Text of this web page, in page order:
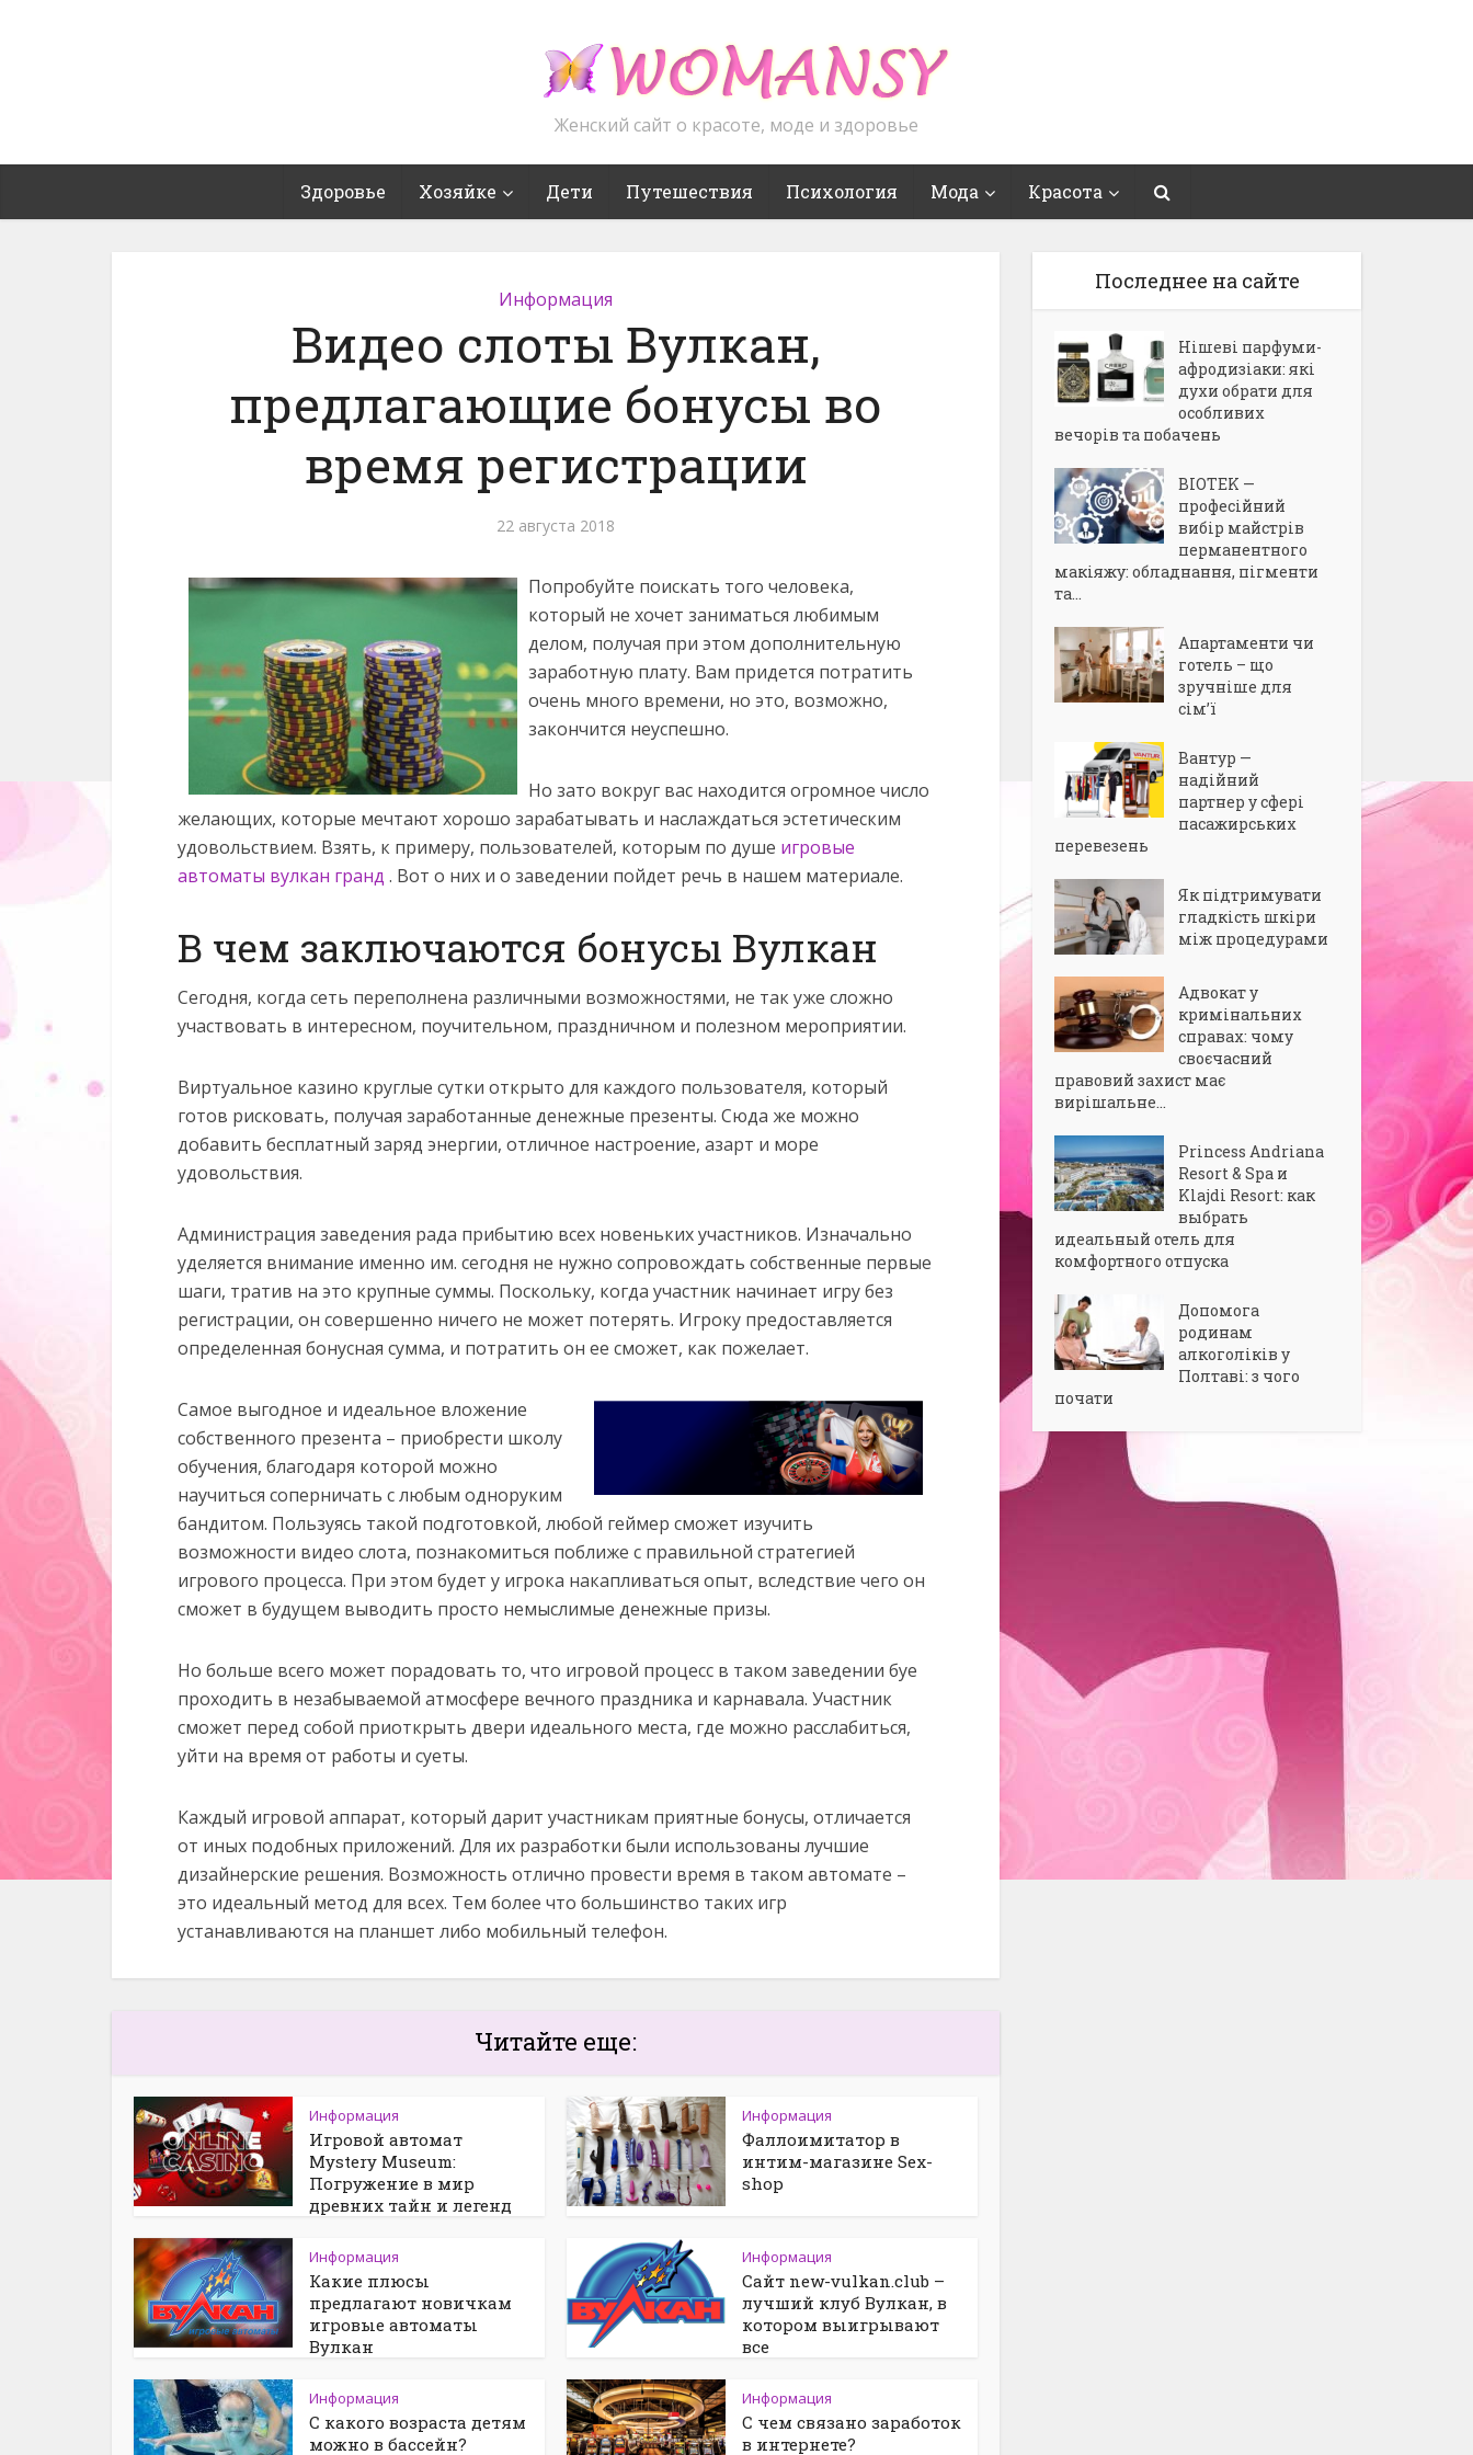
Женский сайт о красоте, моде и здоровье
Здоровье Хозяйке Дети Путешествия Психология Мода Красота
Информация
Видео слоты Вулкан,
предлагающие бонусы во
время регистрации
22 августа 2018
Попробуйте поискать того человека,
который не хочет заниматься любимым
делом, получая при этом дополнительную
заработную плату. Вам придется потратить
очень много времени, но это, возможно,
закончится неуспешно.
Но зато вокруг вас находится огромное число
желающих, которые мечтают хорошо зарабатывать и наслаждаться эстетическим
удовольствием. Взять, к примеру, пользователей, которым по душе игровые
автоматы вулкан гранд . Вот о них и о заведении пойдет речь в нашем материале.
В чем заключаются бонусы Вулкан
Сегодня, когда сеть переполнена различными возможностями, не так уже сложно
участвовать в интересном, поучительном, праздничном и полезном мероприятии.
Виртуальное казино круглые сутки открыто для каждого пользователя, который
готов рисковать, получая заработанные денежные презенты. Сюда же можно
добавить бесплатный заряд энергии, отличное настроение, азарт и море
удовольствия.
Администрация заведения рада прибытию всех новеньких участников. Изначально
уделяется внимание именно им. сегодня не нужно сопровождать собственные первые
шаги, тратив на это крупные суммы. Поскольку, когда участник начинает игру без
регистрации, он совершенно ничего не может потерять. Игроку предоставляется
определенная бонусная сумма, и потратить он ее сможет, как пожелает.
Самое выгодное и идеальное вложение
собственного презента – приобрести школу
обучения, благодаря которой можно
научиться соперничать с любым одноруким
бандитом. Пользуясь такой подготовкой, любой геймер сможет изучить
возможности видео слота, познакомиться поближе с правильной стратегией
игрового процесса. При этом будет у игрока накапливаться опыт, вследствие чего он
сможет в будущем выводить просто немыслимые денежные призы.
Но больше всего может порадовать то, что игровой процесс в таком заведении буе
проходить в незабываемой атмосфере вечного праздника и карнавала. Участник
сможет перед собой приоткрыть двери идеального места, где можно расслабиться,
уйти на время от работы и суеты.
Каждый игровой аппарат, который дарит участникам приятные бонусы, отличается
от иных подобных приложений. Для их разработки были использованы лучшие
дизайнерские решения. Возможность отлично провести время в таком автомате –
это идеальный метод для всех. Тем более что большинство таких игр
устанавливаются на планшет либо мобильный телефон.
Читайте еще:
Информация
Игровой автомат
Mystery Museum:
Погружение в мир
древних тайн и легенд
Информация
Фаллоимитатор в
интим-магазине Sex-
shop
Информация
Какие плюсы
предлагают новичкам
игровые автоматы
Вулкан
Информация
Сайт new-vulkan.club –
лучший клуб Вулкан, в
котором выигрывают
все
Информация
С какого возраста детям
можно в бассейн?
Информация
С чем связано заработок
в интернете?
Последнее на сайте
Нішеві парфуми-
афродизіаки: які
духи обрати для
особливих
вечорів та побачень
BIOTEK —
професійний
вибір майстрів
перманентного
макіяжу: обладнання, пігменти
та...
Апартаменти чи
готель – що
зручніше для
сім’ї
Вантур —
надійний
партнер у сфері
пасажирських
перевезень
Як підтримувати
гладкість шкіри
між процедурами
Адвокат у
кримінальних
справах: чому
своєчасний
правовий захист має
вирішальне...
Princess Andriana
Resort & Spa и
Klajdi Resort: как
выбрать
идеальный отель для
комфортного отпуска
Допомога
родинам
алкоголіків у
Полтаві: з чого
почати